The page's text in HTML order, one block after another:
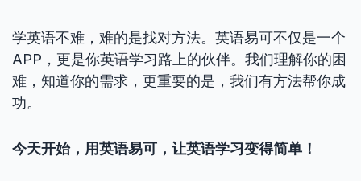
学英语不难，难的是找对方法。英语易可不仅是一个
APP，更是你英语学习路上的伙伴。我们理解你的困
难，知道你的需求，更重要的是，我们有方法帮你成
功。
今天开始，用英语易可，让英语学习变得简单！